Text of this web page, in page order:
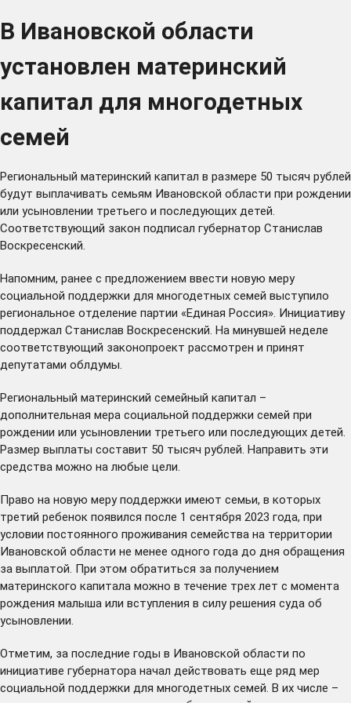
В Ивановской области
установлен материнский
капитал для многодетных
семей
Региональный материнский капитал в размере 50 тысяч рублей
будут выплачивать семьям Ивановской области при рождении
или усыновлении третьего и последующих детей.
Соответствующий закон подписал губернатор Станислав
Воскресенский.
Напомним, ранее с предложением ввести новую меру
социальной поддержки для многодетных семей выступило
региональное отделение партии «Единая Россия». Инициативу
поддержал Станислав Воскресенский. На минувшей неделе
соответствующий законопроект рассмотрен и принят
депутатами облдумы.
Региональный материнский семейный капитал –
дополнительная мера социальной поддержки семей при
рождении или усыновлении третьего или последующих детей.
Размер выплаты составит 50 тысяч рублей. Направить эти
средства можно на любые цели.
Право на новую меру поддержки имеют семьи, в которых
третий ребенок появился после 1 сентября 2023 года, при
условии постоянного проживания семейства на территории
Ивановской области не менее одного года до дня обращения
за выплатой. При этом обратиться за получением
материнского капитала можно в течение трех лет с момента
рождения малыша или вступления в силу решения суда об
усыновлении.
Отметим, за последние годы в Ивановской области по
инициативе губернатора начал действовать еще ряд мер
социальной поддержки для многодетных семей. В их числе –